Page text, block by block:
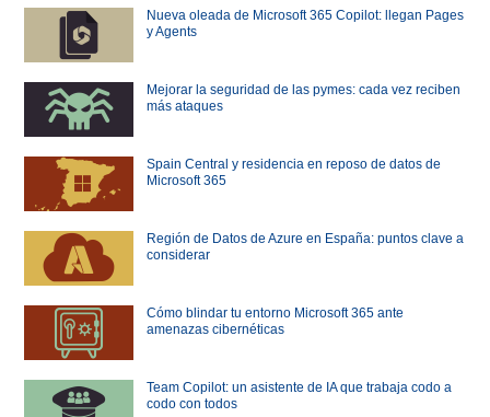
Nueva oleada de Microsoft 365 Copilot: llegan Pages
y Agents
Mejorar la seguridad de las pymes: cada vez reciben
más ataques
Spain Central y residencia en reposo de datos de
Microsoft 365
Región de Datos de Azure en España: puntos clave a
considerar
Cómo blindar tu entorno Microsoft 365 ante
amenazas cibernéticas
Team Copilot: un asistente de IA que trabaja codo a
codo con todos